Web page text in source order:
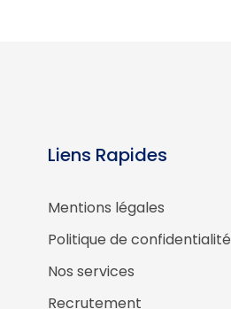
Liens Rapides
Mentions légales
Politique de confidentialité
Nos services
Recrutement